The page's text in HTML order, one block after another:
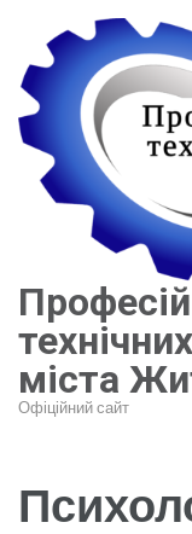
вмісту
(натисніть
Enter)
міста
Офіційний сайт